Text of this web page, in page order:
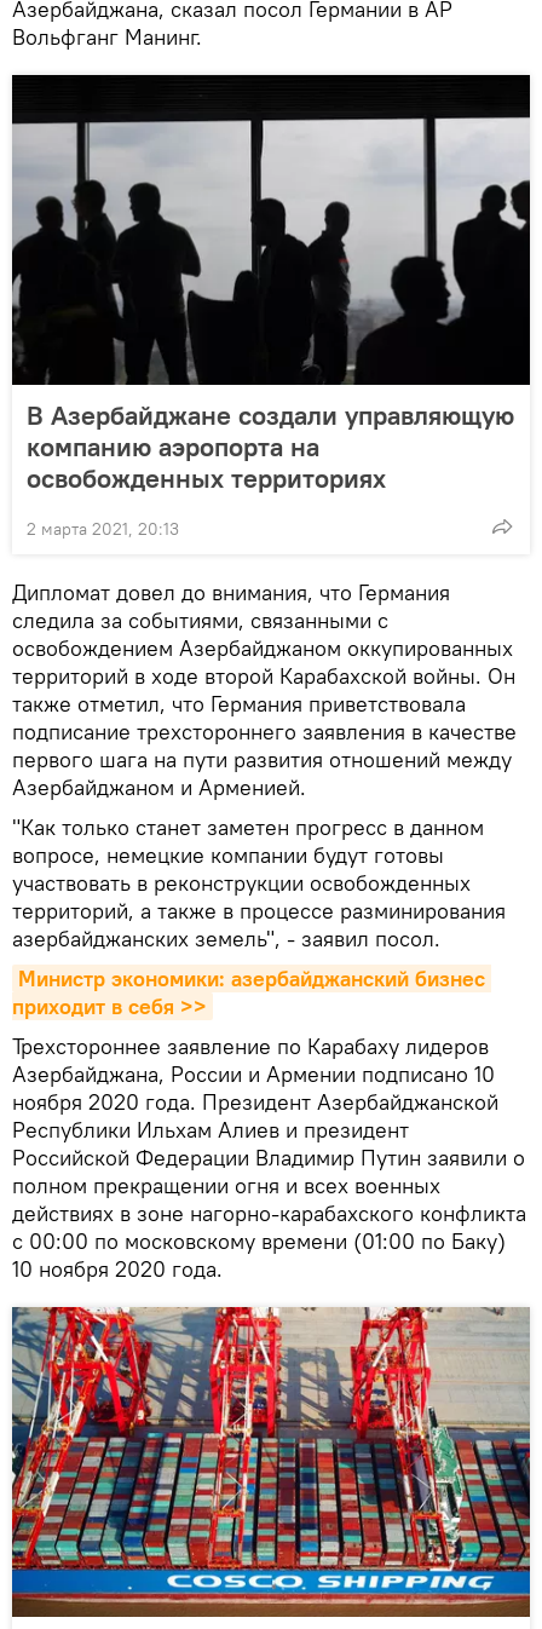
Азербайджана, сказал посол Германии в АР
Вольфганг Манинг.
В Азербайджане создали управляющую
компанию аэропорта на
освобожденных территориях
2 марта 2021, 20:13
Дипломат довел до внимания, что Германия
следила за событиями, связанными с
освобождением Азербайджаном оккупированных
территорий в ходе второй Карабахской войны. Он
также отметил, что Германия приветствовала
подписание трехстороннего заявления в качестве
первого шага на пути развития отношений между
Азербайджаном и Арменией.
"Как только станет заметен прогресс в данном
вопросе, немецкие компании будут готовы
участвовать в реконструкции освобожденных
территорий, а также в процессе разминирования
азербайджанских земель", - заявил посол.
Министр экономики: азербайджанский бизнес
приходит в себя >>
Трехстороннее заявление по Карабаху лидеров
Азербайджана, России и Армении подписано 10
ноября 2020 года. Президент Азербайджанской
Республики Ильхам Алиев и президент
Российской Федерации Владимир Путин заявили о
полном прекращении огня и всех военных
действиях в зоне нагорно-карабахского конфликта
с 00:00 по московскому времени (01:00 по Баку)
10 ноября 2020 года.